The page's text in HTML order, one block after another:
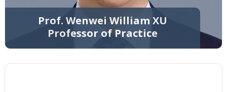
Prof. Wenwei William XU
Professor of Practice